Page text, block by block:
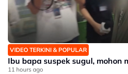
VIDEO TERKINI & POPULAR
Ibu bapa suspek sugul, mohon
11 hours ago